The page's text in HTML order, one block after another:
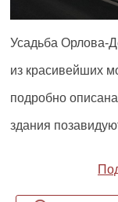
Усадьба Орлова-
из красивейших
подробно
здания